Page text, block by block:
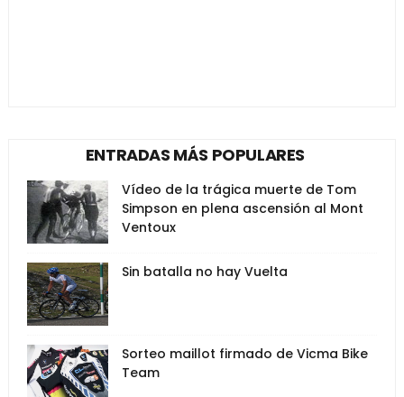
ENTRADAS MÁS POPULARES
Vídeo de la trágica muerte de Tom
Simpson en plena ascensión al Mont
Ventoux
Sin batalla no hay Vuelta
Sorteo maillot firmado de Vicma Bike
Team